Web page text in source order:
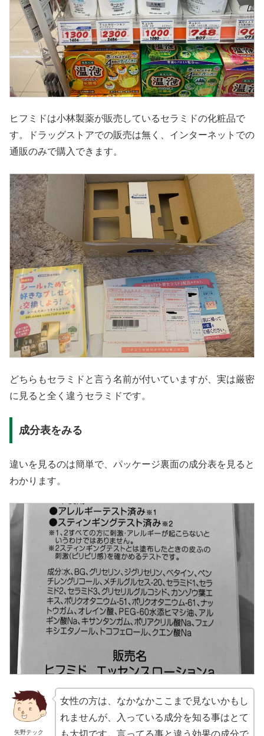
ヒフミドは小林製薬が販売しているセラミドの化粧品で
す。ドラッグストアでの販売は無く、インターネットでの
通販のみで購入できます。
どちらもセラミドと言う名前が付いていますが、実は厳密
に見ると全く違うセラミドです。
成分表をみる
違いを見るのは簡単で、パッケージ裏面の成分表を見ると
わかります。
矢野テック
女性の方は、なかなかここまで見ないかもし
れませんが、入っている成分を知る事はとて
も大切です。言ってる事と違う効果の成分で